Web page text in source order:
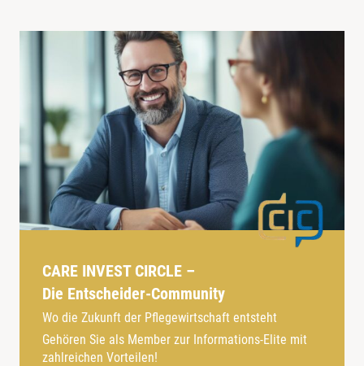
CARE INVEST CIRCLE –
Die Entscheider-Community
Wo die Zukunft der Pflegewirtschaft entsteht
Gehören Sie als Member zur Informations-Elite mit
zahlreichen Vorteilen!